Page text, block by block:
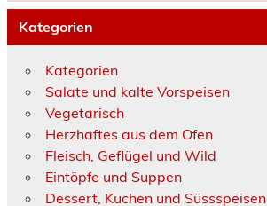
Kategorien
Kategorien
Salate und kalte Vorspeisen
Vegetarisch
Herzhaftes aus dem Ofen
Fleisch, Geflügel und Wild
Eintöpfe und Suppen
Dessert, Kuchen und Süssspeisen